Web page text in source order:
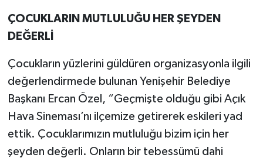
ÇOCUKLARIN MUTLULUĞU HER ŞEYDEN
DEĞERLİ
Çocukların yüzlerini güldüren organizasyonla ilgili
değerlendirmede bulunan Yenişehir Belediye
Başkanı Ercan Özel, “Geçmişte olduğu gibi Açık
Hava Sineması’nı ilçemize getirerek eskileri yad
ettik. Çocuklarımızın mutluluğu bizim için her
şeyden değerli. Onların bir tebessümü dahi